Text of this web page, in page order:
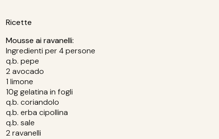
Ricette
Mousse ai ravanelli:
Ingredienti per 4 persone
q.b. pepe
2 avocado
1 limone
10g gelatina in fogli
q.b. coriandolo
q.b. erba cipollina
q.b. sale
2 ravanelli